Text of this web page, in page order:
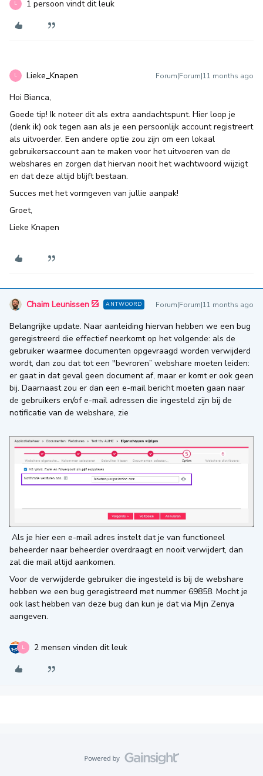
L 1 persoon vindt dit leuk
L Lieke_Knapen Forum|Forum|11 months ago
Hoi Bianca,
Goede tip! Ik noteer dit als extra aandachtspunt. Hier loop je
(denk ik) ook tegen aan als je een persoonlijk account registreert
als uitvoerder. Een andere optie zou zijn om een lokaal
gebruikersaccount aan te maken voor het uitvoeren van de
webshares en zorgen dat hiervan nooit het wachtwoord wijzigt
en dat deze altijd blijft bestaan.
Succes met het vormgeven van jullie aanpak!
Groet,
Lieke Knapen
Chaim Leunissen ANTWOORD Forum|Forum|11 months ago
Belangrijke update. Naar aanleiding hiervan hebben we een bug
geregistreerd die effectief neerkomt op het volgende: als de
gebruiker waarmee documenten opgevraagd worden verwijderd
wordt, dan zou dat tot een "bevroren” webshare moeten leiden:
er gaat in dat geval geen document af, maar er komt er ook geen
bij. Daarnaast zou er dan een e-mail bericht moeten gaan naar
de gebruikers en/of e-mail adressen die ingesteld zijn bij de
notificatie van de webshare, zie
Als je hier een e-mail adres instelt dat je van functioneel
beheerder naar beheerder overdraagt en nooit verwijdert, dan
zal die mail altijd aankomen.
Voor de verwijderde gebruiker die ingesteld is bij de webshare
hebben we een bug geregistreerd met nummer 69858. Mocht je
ook last hebben van deze bug dan kun je dat via Mijn Zenya
aangeven.
L 2 mensen vinden dit leuk